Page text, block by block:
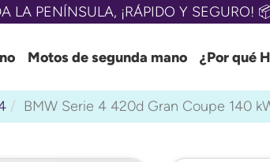
LA PENÍNSULA, ¡RÁPIDO Y SEGURO!
Motos de segunda mano ¿Por qué
BMW Serie 4 420d Gran Coupe 140